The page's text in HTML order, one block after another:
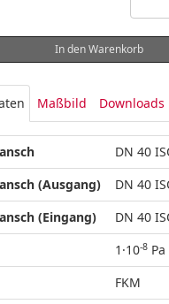
In den Warenkorb
Maßbild Downloads
DN 40
(Ausgang)
DN 40
(Eingang)
DN 40
1·10-8
FKM